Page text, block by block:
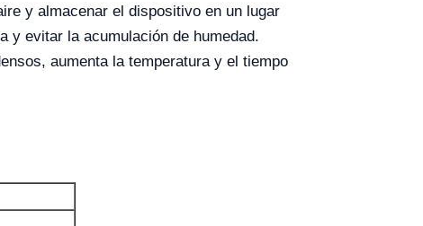
y almacenar el dispositivo en un lugar
y evitar la acumulación de humedad.
aumenta la temperatura y el tiempo